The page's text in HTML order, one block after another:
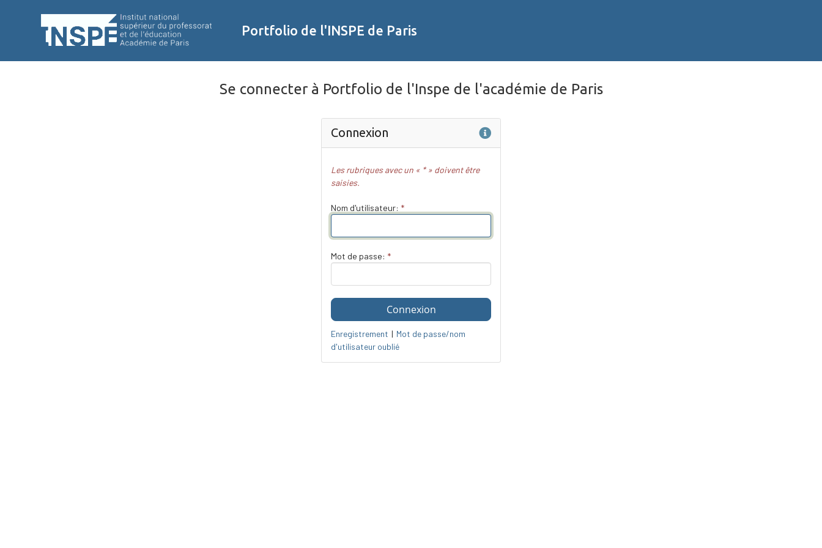
Portfolio de l'INSPE de Paris
Se connecter à Portfolio de l'Inspe de l'académie de Paris
Connexion Aide
Les rubriques avec un « * » doivent être
saisies.
Nom d'utilisateur: *
Mot de passe: *
Enregistrement | Mot de passe/nom
d'utilisateur oublié